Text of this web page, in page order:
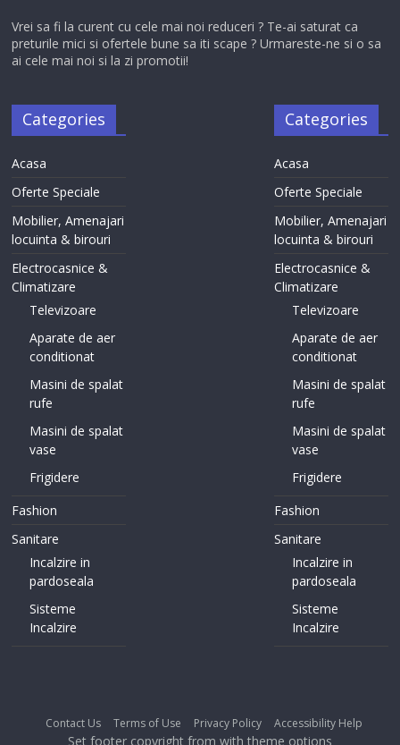
Vrei sa fi la curent cu cele mai noi reduceri ? Te-ai saturat ca
preturile mici si ofertele bune sa iti scape ? Urmareste-ne si o sa
ai cele mai noi si la zi promotii!
Categories
Acasa
Oferte Speciale
Mobilier, Amenajari
locuinta & birouri
Electrocasnice &
Climatizare
Televizoare
Aparate de aer
conditionat
Masini de spalat
rufe
Masini de spalat
vase
Frigidere
Fashion
Sanitare
Incalzire in
pardoseala
Sisteme
Incalzire
Categories
Acasa
Oferte Speciale
Mobilier, Amenajari
locuinta & birouri
Electrocasnice &
Climatizare
Televizoare
Aparate de aer
conditionat
Masini de spalat
rufe
Masini de spalat
vase
Frigidere
Fashion
Sanitare
Incalzire in
pardoseala
Sisteme
Incalzire
Contact Us Terms of Use Privacy Policy Accessibility Help
Set footer copyright from with theme options